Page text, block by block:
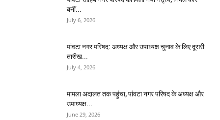
बनीं...
July 6, 2026
पांवटा नगर परिषद: अध्यक्ष और उपाध्यक्ष चुनाव के लिए दूसरी
तारीख...
July 4, 2026
मामला अदालत तक पहुंचा, पांवटा नगर परिषद के अध्यक्ष और
उपाध्यक्ष...
June 29, 2026